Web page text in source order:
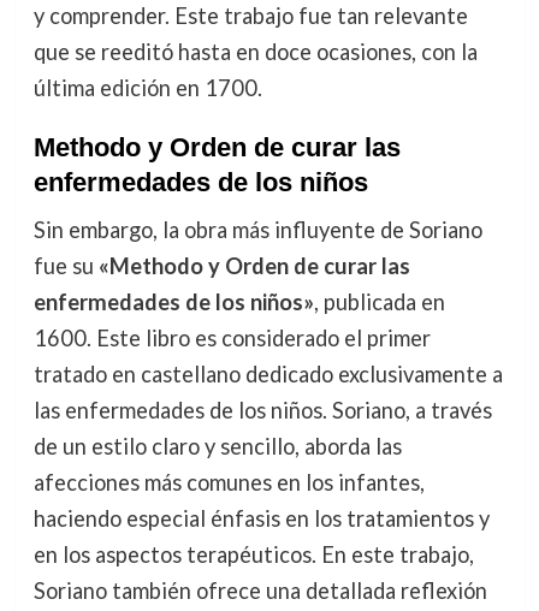
y comprender. Este trabajo fue tan relevante
que se reeditó hasta en doce ocasiones, con la
última edición en 1700.
Methodo y Orden de curar las
enfermedades de los niños
Sin embargo, la obra más influyente de Soriano
fue su «Methodo y Orden de curar las
enfermedades de los niños», publicada en
1600. Este libro es considerado el primer
tratado en castellano dedicado exclusivamente a
las enfermedades de los niños. Soriano, a través
de un estilo claro y sencillo, aborda las
afecciones más comunes en los infantes,
haciendo especial énfasis en los tratamientos y
en los aspectos terapéuticos. En este trabajo,
Soriano también ofrece una detallada reflexión